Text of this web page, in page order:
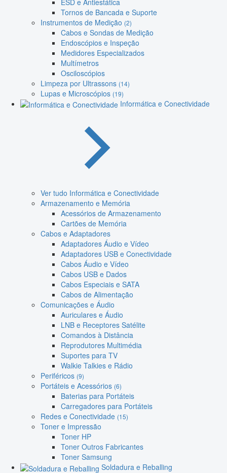
Tornos de Bancada e Suporte
Instrumentos de Medição (2)
Cabos e Sondas de Medição
Endoscópios e Inspeção
Medidores Especializados
Multímetros
Osciloscópios
Limpeza por Ultrassons (14)
Lupas e Microscópios (19)
Informática e Conectividade
Ver tudo Informática e Conectividade
Armazenamento e Memória
Acessórios de Armazenamento
Cartões de Memória
Cabos e Adaptadores
Adaptadores Áudio e Vídeo
Adaptadores USB e Conectividade
Cabos Áudio e Vídeo
Cabos USB e Dados
Cabos Especiais e SATA
Cabos de Alimentação
Comunicações e Áudio
Auriculares e Áudio
LNB e Receptores Satélite
Comandos à Distância
Reprodutores Multimédia
Suportes para TV
Walkie Talkies e Rádio
Periféricos (9)
Portáteis e Acessórios (6)
Baterias para Portáteis
Carregadores para Portáteis
Redes e Conectividade (15)
Toner e Impressão
Toner HP
Toner Outros Fabricantes
Toner Samsung
Soldadura e Reballing